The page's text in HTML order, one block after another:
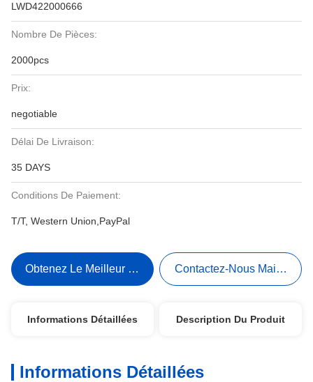
LWD422000666
Nombre De Pièces:
2000pcs
Prix:
negotiable
Délai De Livraison:
35 DAYS
Conditions De Paiement:
T/T, Western Union,PayPal
Obtenez Le Meilleur Prix Contactez-Nous Maintenant
Informations Détaillées Description Du Produit
Informations Détaillées